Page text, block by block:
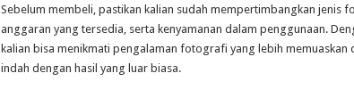
Sebelum membeli, pastikan kalian sudah mempertimbangkan jenis
anggaran yang tersedia, serta kenyamanan dalam penggunaan.
kalian bisa menikmati pengalaman fotografi yang lebih
indah dengan hasil yang luar biasa.